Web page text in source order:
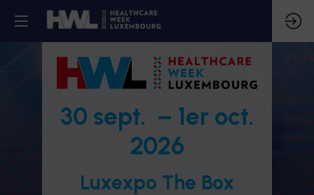
30 sept. – 1er oct.
2026
Luxexpo The Box